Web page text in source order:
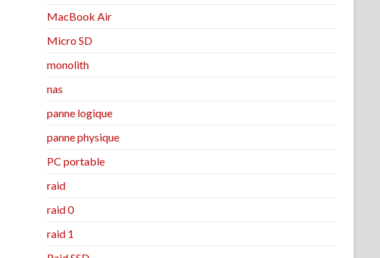
MacBook Air
Micro SD
monolith
nas
panne logique
panne physique
PC portable
raid
raid 0
raid 1